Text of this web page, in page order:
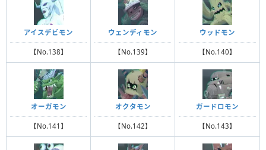
アイスデビモン
【No.138】
ウェンディモン
【No.139】
ウッドモン
【No.140】
オーガモン
【No.141】
オクタモン
【No.142】
ガードロモン
【No.143】